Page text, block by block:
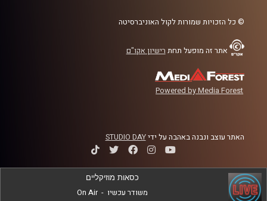
© כל הזכויות שמורות לקול האוניברסיטה
אתר זה מופעל תחת רישיון אקו"ם
Powered by Media Forest
האתר עוצב ונבנה באהבה על ידיSTUDIO DAY
כסאות מוזיקליים
משודר עכשיו -
On Air